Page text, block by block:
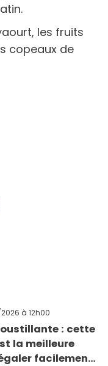
les fruits
copeaux de
à 12h00
: cette
la meilleure
facilement